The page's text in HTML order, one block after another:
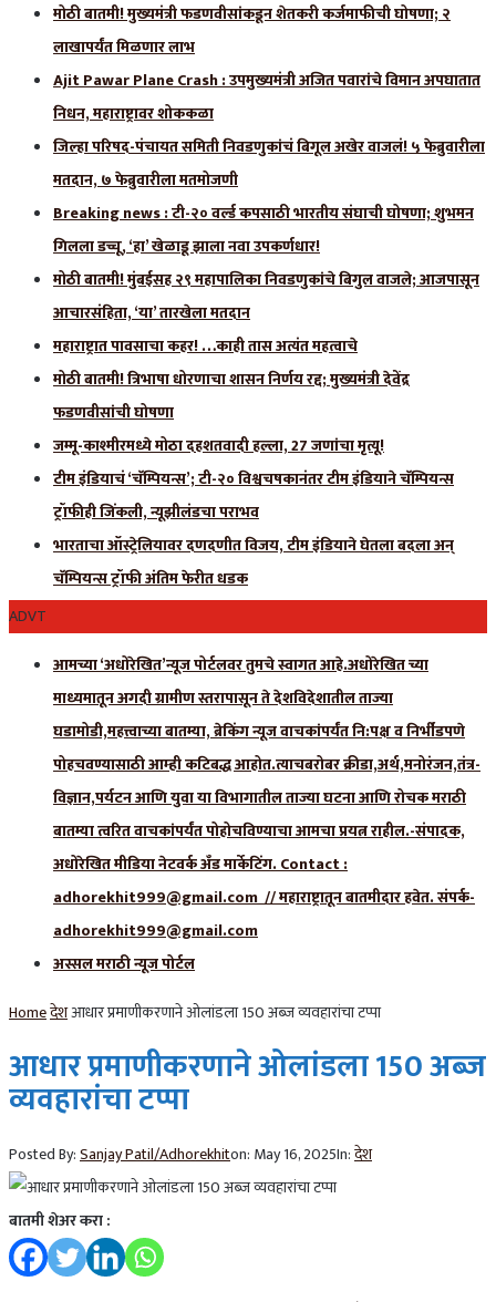
मोठी बातमी! मुख्यमंत्री फडणवीसांकडून शेतकरी कर्जमाफीची घोषणा; २
लाखापर्यंत मिळणार लाभ
Ajit Pawar Plane Crash : उपमुख्यमंत्री अजित पवारांचे विमान अपघातात
निधन, महाराष्ट्रावर शोककळा
जिल्हा परिषद-पंचायत समिती निवडणुकांचं बिगूल अखेर वाजलं! ५ फेब्रुवारीला
मतदान, ७ फेब्रुवारीला मतमोजणी
Breaking news : टी-२० वर्ल्ड कपसाठी भारतीय संघाची घोषणा; शुभमन
गिलला डच्चू, ‘हा’ खेळाडू झाला नवा उपकर्णधार!
मोठी बातमी! मुंबईसह २९ महापालिका निवडणुकांचे बिगुल वाजले; आजपासून
आचारसंहिता, ‘या’ तारखेला मतदान
महाराष्ट्रात पावसाचा कहर! …काही तास अत्यंत महत्वाचे
मोठी बातमी! त्रिभाषा धोरणाचा शासन निर्णय रद्द; मुख्यमंत्री देवेंद्र
फडणवीसांची घोषणा
जम्मू-काश्मीरमध्ये मोठा दहशतवादी हल्ला, 27 जणांचा मृत्यू!
टीम इंडियाचं ‘चॅम्पियन्स’; टी-२० विश्वचषकानंतर टीम इंडियाने चॅम्पियन्स
ट्रॉफीही जिंकली, न्यूझीलंडचा पराभव
भारताचा ऑस्ट्रेलियावर दणदणीत विजय, टीम इंडियाने घेतला बदला अन्
चॅम्पियन्स ट्रॉफी अंतिम फेरीत धडक
ADVT
आमच्या ‘अधोरेखित’न्यूज पोर्टलवर तुमचे स्वागत आहे.अधोरेखित च्या
माध्यमातून अगदी ग्रामीण स्तरापासून ते देशविदेशातील ताज्या
घडामोडी,महत्त्वाच्या बातम्या, ब्रेकिंग न्यूज वाचकांपर्यंत नि:पक्ष व निर्भीडपणे
पोहचवण्यासाठी आम्ही कटिबद्ध आहोत.त्याचबरोबर क्रीडा,अर्थ,मनोरंजन,तंत्र-
विज्ञान,पर्यटन आणि युवा या विभागातील ताज्या घटना आणि रोचक मराठी
बातम्या त्वरित वाचकांपर्यंत पोहोचविण्याचा आमचा प्रयत्न राहील.-संपादक,
अधोरेखित मीडिया नेटवर्क अँड मार्केटिंग. Contact :
adhorekhit999@gmail.com // महाराष्ट्रातून बातमीदार हवेत. संपर्क-
adhorekhit999@gmail.com
अस्सल मराठी न्यूज पोर्टल
Homeदेशआधार प्रमाणीकरणाने ओलांडला 150 अब्ज व्यवहारांचा टप्पा
आधार प्रमाणीकरणाने ओलांडला 150 अब्ज
व्यवहारांचा टप्पा
Posted By:Sanjay Patil/Adhorekhiton: May 16, 2025In:देश
बातमी शेअर करा :